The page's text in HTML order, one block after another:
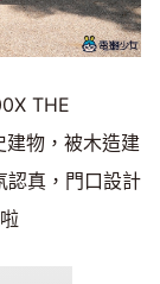
THE
建物，被木造建
認真，門口設計